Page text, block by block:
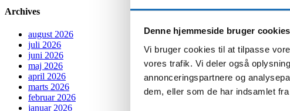
Denne hjemmeside bruger cookies
Vi bruger cookies til at tilpasse
vores trafik. Vi deler også
annonceringspartnere og
dem, eller som de har indsamlet
Archives
august 2026
juli 2026
juni 2026
maj 2026
april 2026
marts 2026
februar 2026
januar 2026